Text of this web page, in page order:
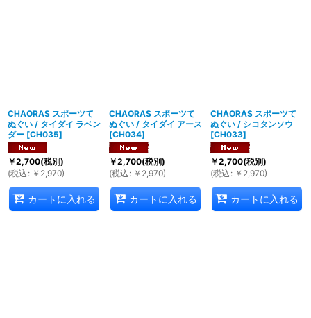
CHAORAS スポーツて
ぬぐい / タイダイ ラベン
ダー [CH035]
￥2,700(税別)
(税込 : ￥ 2,970)
カートに入れる
CHAORAS スポーツて
ぬぐい / タイダイ アース
[CH034]
￥2,700(税別)
(税込 : ￥ 2,970)
カートに入れる
CHAORAS スポーツて
ぬぐい / シコタンソウ
[CH033]
￥2,700(税別)
(税込 : ￥ 2,970)
カートに入れる